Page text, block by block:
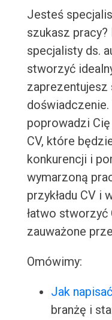
Jesteś
szukasz pracy?
specjalisty ds.
stworzyć
poprowadzi
CV, które
konkurencji i
wymarzoną
przykładu CV i
łatwo stworzyć
zauważone
Omówimy:
Jak
branżę i